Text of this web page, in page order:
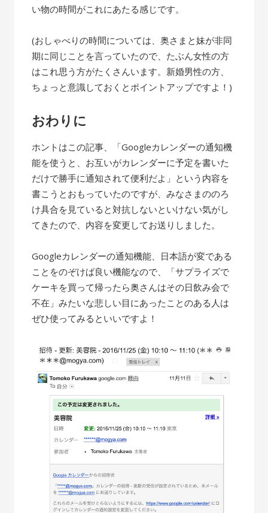
い物の時間がこれにあたる感じです。
(おしゃべりの時間については、奥さまと妹が非同
期に同じことを言っていたので、たぶん女性の方
はこれ思う方がたくさんいます。新婚男性の方、
ちょっと意識しておくとポイントアップですよ！)
おわりに
ホントはこの記事、「Googleカレンダーの通知機
能を使うと、お互いがカレンダーに予定を書いた
だけで勝手に通知されて便利だよ」という内容を
書こうとおもっていたのですが、みなさまののろ
け具合を見ていると対抗しないといけない気がし
てきたので、内容を変更してお送りしました。
Googleカレンダーの通知機能、日本語が変である
ことをのぞけば良い機能なので、「サプライズで
ケーキを買って帰ったら奥さんはその日飲み会で
不在」みたいな悲しい目にあったことのある人は
ぜひ使ってみるといいですよ！